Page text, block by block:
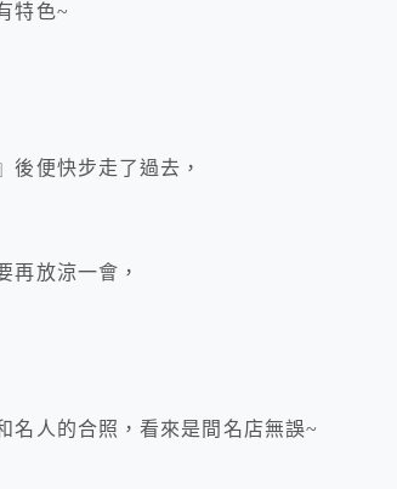
特色~
後便快步走了過去，
再放涼一會，
名人的合照，看來是間名店無誤~